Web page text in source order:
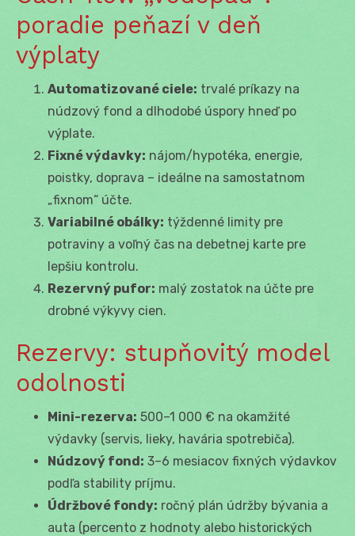
poradie peňazí v deň
výplaty
Automatizované ciele: trvalé príkazy na
núdzový fond a dlhodobé úspory hneď po
výplate.
Fixné výdavky: nájom/hypotéka, energie,
poistky, doprava – ideálne na samostatnom
„fixnom“ účte.
Variabilné obálky: týždenné limity pre
potraviny a voľný čas na debetnej karte pre
lepšiu kontrolu.
Rezervný pufor: malý zostatok na účte pre
drobné výkyvy cien.
Rezervy: stupňovitý model
odolnosti
Mini-rezerva: 500–1 000 € na okamžité
výdavky (servis, lieky, havária spotrebiča).
Núdzový fond: 3–6 mesiacov fixných výdavkov
podľa stability príjmu.
Údržbové fondy: ročný plán údržby bývania a
auta (percento z hodnoty alebo historických